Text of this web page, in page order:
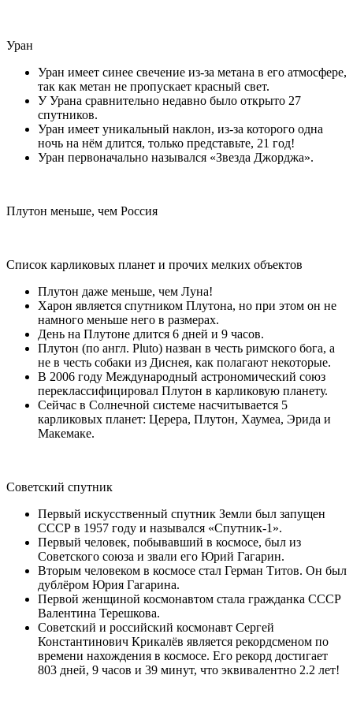
Уран
Уран имеет синее свечение из-за метана в его атмосфере,
так как метан не пропускает красный свет.
У Урана сравнительно недавно было открыто 27
спутников.
Уран имеет уникальный наклон, из-за которого одна
ночь на нём длится, только представьте, 21 год!
Уран первоначально назывался «Звезда Джорджа».
Плутон меньше, чем Россия
Список карликовых планет и прочих мелких объектов
Плутон даже меньше, чем Луна!
Харон является спутником Плутона, но при этом он не
намного меньше него в размерах.
День на Плутоне длится 6 дней и 9 часов.
Плутон (по англ. Pluto) назван в честь римского бога, а
не в честь собаки из Диснея, как полагают некоторые.
В 2006 году Международный астрономический союз
переклассифицировал Плутон в карликовую планету.
Сейчас в Солнечной системе насчитывается 5
карликовых планет: Церера, Плутон, Хаумеа, Эрида и
Макемаке.
Советский спутник
Первый искусственный спутник Земли был запущен
СССР в 1957 году и назывался «Спутник-1».
Первый человек, побывавший в космосе, был из
Советского союза и звали его Юрий Гагарин.
Вторым человеком в космосе стал Герман Титов. Он был
дублёром Юрия Гагарина.
Первой женщиной космонавтом стала гражданка СССР
Валентина Терешкова.
Советский и российский космонавт Сергей
Константинович Крикалёв является рекордсменом по
времени нахождения в космосе. Его рекорд достигает
803 дней, 9 часов и 39 минут, что эквивалентно 2.2 лет!